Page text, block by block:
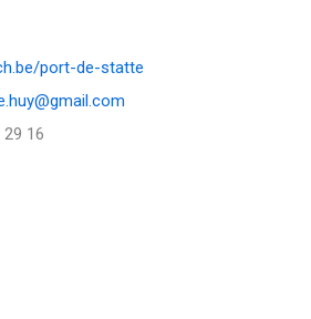
port-de-statte
16